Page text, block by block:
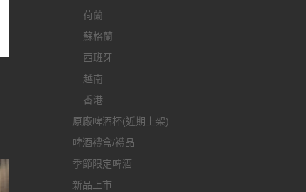
荷蘭
蘇格蘭
西班牙
越南
香港
原廠啤酒杯(近期上架)
啤酒禮盒/禮品
季節限定啤酒
新品上市